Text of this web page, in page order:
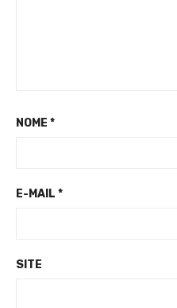
NOME *
E-MAIL *
SITE